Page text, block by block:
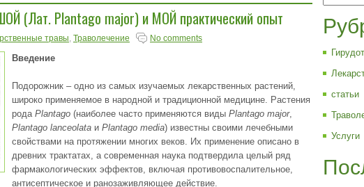
(Лат. Plantago major) и МОЙ практический опыт
травы, Траволечение No comments
Введение
Подорожник – одно из самых изучаемых лекарственных растений,
широко применяемое в народной и традиционной медицине. Растения
рода Plantago (наиболее часто применяются виды Plantago major,
Plantago lanceolata и Plantago media) известны своими лечебными
свойствами на протяжении многих веков. Их применение описано в
древних трактатах, а современная наука подтвердила целый ряд
фармакологических эффектов, включая противовоспалительное,
антисептическое и ранозаживляющее действие.
статьи
Услуги